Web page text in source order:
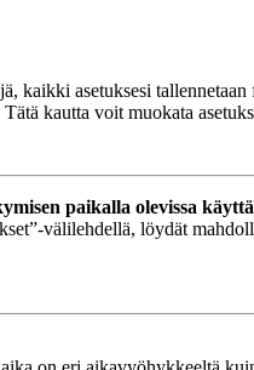
kaikki asetuksesi
kautta voit muokata
paikalla olevissa
välilehdellä, löydät